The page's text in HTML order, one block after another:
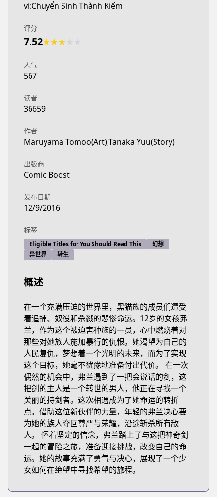
vi:Chuyển Sinh Thành Kiếm
评分
7.52★★★
人气
567
读者
36659
作者
Maruyama Tomoo(Art),Tanaka Yuu(Story)
出版商
Comic Boost
发布日期
12/9/2016
标签
Eligible Titles for You Should Read This
幻想
异世界
转生
概述
在一个充满压迫的世界里，黑猫族的成员们遭受
着追捕、奴役和杀戮的悲惨命运。12岁的女孩弗
兰，作为这个被迫害种族的一员，心中燃烧着对
那些对她族人施加暴行的仇恨。她渴望为自己的
人民复仇，梦想着一个光明的未来，而为了实现
这个目标，她毫不犹豫地准备付出代价。 在一次
偶然的机会中，弗兰遇到了一把会说话的剑，这
把剑的主人是一个转世的男人，他正在寻找一个
美丽的持剑者。这次相遇成为了她命运的转折
点。借助这位新伙伴的力量，年轻的弗兰决心要
为她的族人夺回尊严与荣耀，沿途斩杀所有敌
人。 怀着坚定的信念，弗兰踏上了与这把神奇剑
一起的冒险之旅，准备迎接挑战，改变自己的命
运。她的故事充满了勇气与决心，展现了一个少
女如何在绝望中寻找希望的旅程。